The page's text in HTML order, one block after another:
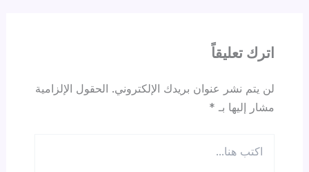
اترك تعليقاً
لن يتم نشر عنوان بريدك الإلكتروني. الحقول الإلزامية
مشار إليها بـ *
هنا...